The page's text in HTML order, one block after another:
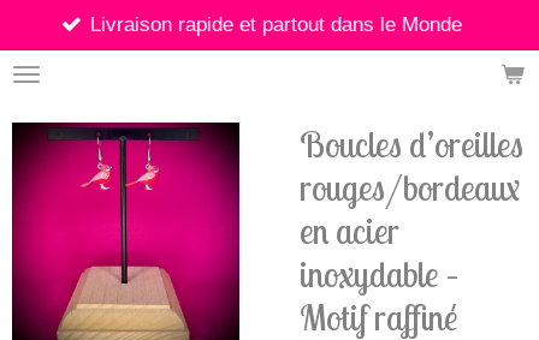
Passer
au
contenu
rapide et partout dans le Monde
Boucles d’oreilles
rouges/bordeaux
en acier
inoxydable –
Motif raffiné